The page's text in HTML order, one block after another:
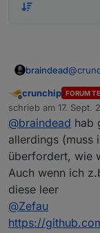
braindead@
Offline
crunchip FORUM
schrieb am 17. Sept.
zuletzt editiert von
@braindead hab
allerdings (muss
überfordert, wie
Auch wenn ich
diese leer
@Zefau
https://